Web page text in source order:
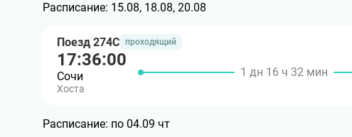
Расписание: 15.08, 18.08, 20.08
Поезд 274С проходящий
17:36:00
Сочи
Хоста
1 дн 16 ч 32 мин
Расписание: по 04.09 чт